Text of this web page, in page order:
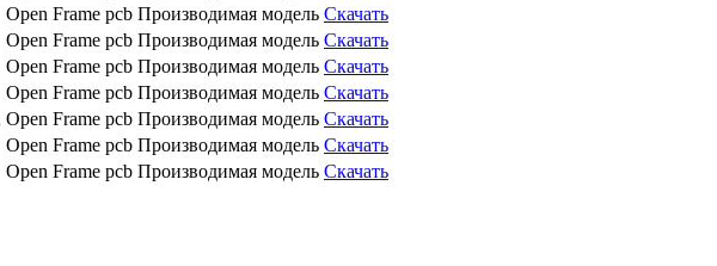
Open Frame pcb Производимая модель Скачать
Open Frame pcb Производимая модель Скачать
Open Frame pcb Производимая модель Скачать
Open Frame pcb Производимая модель Скачать
Open Frame pcb Производимая модель Скачать
Open Frame pcb Производимая модель Скачать
Open Frame pcb Производимая модель Скачать